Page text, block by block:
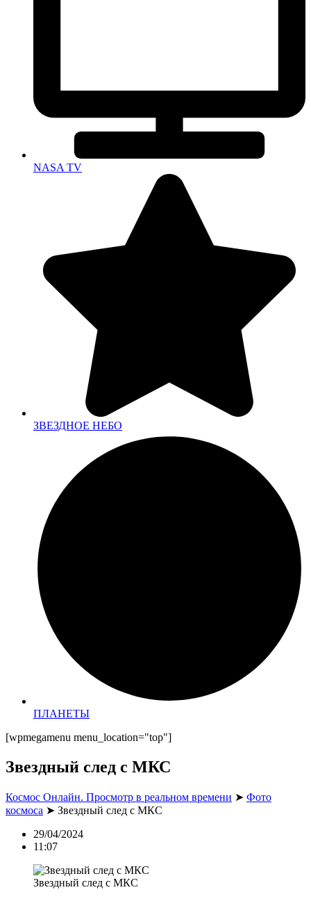
NASA TV
ЗВЕЗДНОЕ НЕБО
ПЛАНЕТЫ
[wpmegamenu menu_location="top"]
Звездный след с МКС
Космос Онлайн. Просмотр в реальном времени ➤ Фото
космоса ➤ Звездный след с МКС
29/04/2024
11:07
Звездный след с МКС